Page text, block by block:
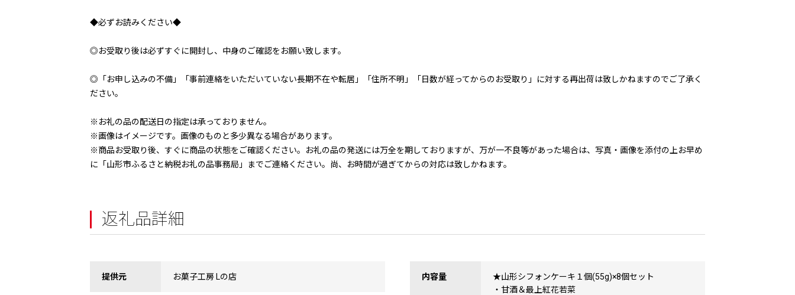
◆必ずお読みください◆
◎お受取り後は必ずすぐに開封し、中身のご確認をお願い致します。
◎「お申し込みの不備」「事前連絡をいただいていない長期不在や転居」「住所不明」「日数が経ってからのお受取り」に対する再出荷は致しかねますのでご了承く
ださい。
※お礼の品の配送日の指定は承っておりません。
※画像はイメージです。画像のものと多少異なる場合があります。
※商品お受取り後、すぐに商品の状態をご確認ください。お礼の品の発送には万全を期しておりますが、万が一不良等があった場合は、写真・画像を添付の上お早め
に「山形市ふるさと納税お礼の品事務局」までご連絡ください。尚、お時間が過ぎてからの対応は致しかねます。
返礼品詳細
提供元 お菓子工房 Lの店 内容量
★山形シフォンケーキ１個(55g)×8個セット
・甘酒＆最上紅花若菜